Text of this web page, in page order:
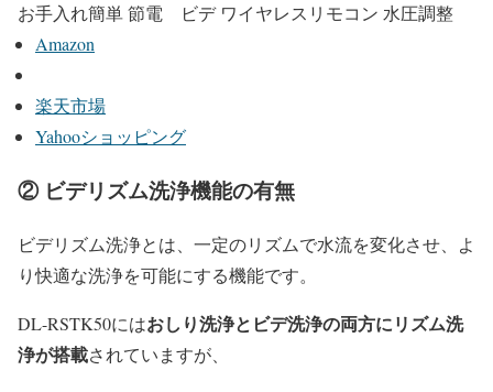
お手入れ簡単 節電 ビデ ワイヤレスリモコン 水圧調整
Amazon
楽天市場
Yahooショッピング
② ビデリズム洗浄機能の有無
ビデリズム洗浄とは、一定のリズムで水流を変化させ、よ
り快適な洗浄を可能にする機能です。
DL-RSTK50にはおしり洗浄とビデ洗浄の両方にリズム洗
浄が搭載されていますが、